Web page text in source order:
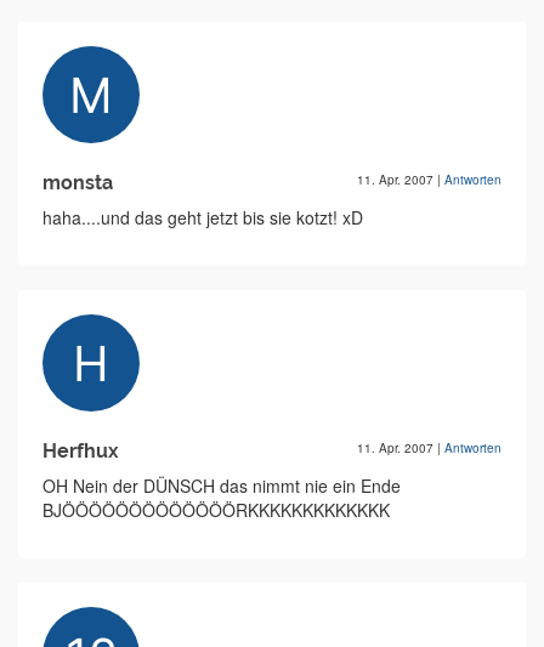
monsta 11. Apr. 2007 | Antworten
haha....und das geht jetzt bis sie kotzt! xD
Herfhux 11. Apr. 2007 | Antworten
OH Nein der DÜNSCH das nimmt nie ein Ende
BJÖÖÖÖÖÖÖÖÖÖÖÖÖRKKKKKKKKKKKKK